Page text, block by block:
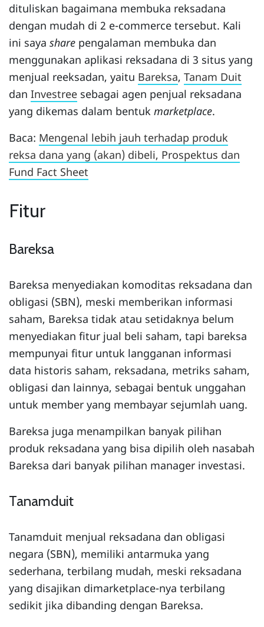
dituliskan bagaimana membuka reksadana
dengan mudah di 2 e-commerce tersebut. Kali
ini saya share pengalaman membuka dan
menggunakan aplikasi reksadana di 3 situs yang
menjual reeksadan, yaitu Bareksa, Tanam Duit
dan Investree sebagai agen penjual reksadana
yang dikemas dalam bentuk marketplace.
Baca: Mengenal lebih jauh terhadap produk
reksa dana yang (akan) dibeli, Prospektus dan
Fund Fact Sheet
Fitur
Bareksa
Bareksa menyediakan komoditas reksadana dan
obligasi (SBN), meski memberikan informasi
saham, Bareksa tidak atau setidaknya belum
menyediakan fitur jual beli saham, tapi bareksa
mempunyai fitur untuk langganan informasi
data historis saham, reksadana, metriks saham,
obligasi dan lainnya, sebagai bentuk unggahan
untuk member yang membayar sejumlah uang.
Bareksa juga menampilkan banyak pilihan
produk reksadana yang bisa dipilih oleh nasabah
Bareksa dari banyak pilihan manager investasi.
Tanamduit
Tanamduit menjual reksadana dan obligasi
negara (SBN), memiliki antarmuka yang
sederhana, terbilang mudah, meski reksadana
yang disajikan dimarketplace-nya terbilang
sedikit jika dibanding dengan Bareksa.